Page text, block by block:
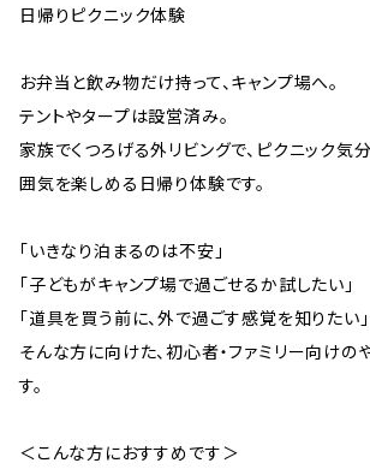
日帰りピクニック体験
お弁当と飲み物だけ持って、キャンプ場へ。
テントやタープは設営済み。
家族でくつろげる外リビングで、ピクニック気
囲気を楽しめる日帰り体験です。
「いきなり泊まるのは不安」
「子どもがキャンプ場で過ごせるか試したい」
「道具を買う前に、外で過ごす感覚を知りたい」
そんな方に向けた、初心者・ファミリー向けの
す。
＜こんな方におすすめです＞